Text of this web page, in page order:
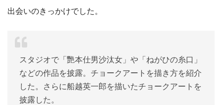
出会いのきっかけでした。
スタジオで「艷本仕男沙汰女」や「ねがひの糸口」
などの作品を披露。チョークアートを描き方を紹介
した。さらに船越英一郎を描いたチョークアートを
披露した。